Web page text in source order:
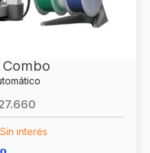
Combo
Sin interés